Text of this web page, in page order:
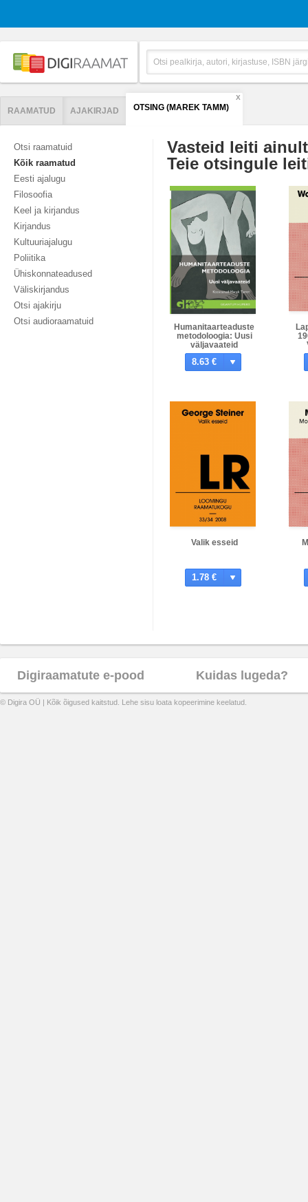
RAAMATUD AJAKIRJAD OTSING (MAREK TAMM)
X
Otsi raamatuid
Kõik raamatud
Eesti ajalugu
Filosoofia
Keel ja kirjandus
Kirjandus
Kultuuriajalugu
Poliitika
Ühiskonnateadused
Väliskirjandus
Otsi ajakirju
Otsi audioraamatuid
Vasteid leiti
Teie otsingule
Humanitaarteaduste
metodoloogia: Uusi
väljavaateid
8.63 €
Valik esseid
1.78 €
Digiraamatute e-pood Kuidas lugeda?
© Digira OÜ | Kõik õigused kaitstud. Lehe sisu loata kopeerimine keelatud.